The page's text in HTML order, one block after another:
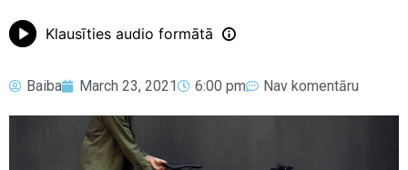
Klausīties audio formātā
Baiba March 23, 2021 6:00 pm Nav komentāru